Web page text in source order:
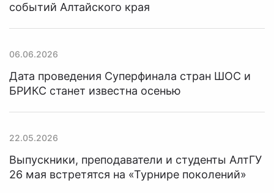
событий Алтайского края
06.06.2026
Дата проведения Суперфинала стран ШОС и
БРИКС станет известна осенью
22.05.2026
Выпускники, преподаватели и студенты АлтГУ
26 мая встретятся на «Турнире поколений»